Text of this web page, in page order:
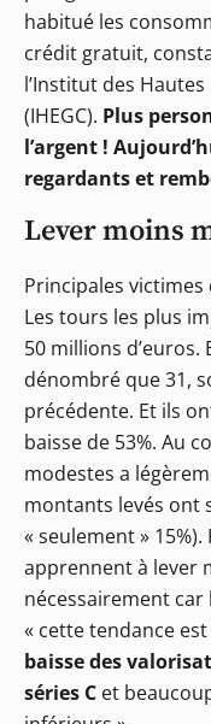
habitué les
crédit gratuit,
l’Institut des
(IHEGC). Plus
l’argent !
regardants et
Lever moins
Principales
Les tours les plus
50 millions d’euros.
dénombré que 31,
précédente. Et ils
baisse de 53%. Au
modestes a
montants levés ont
« seulement »
apprennent à lever
nécessairement car
« cette tendance
baisse des
séries C et